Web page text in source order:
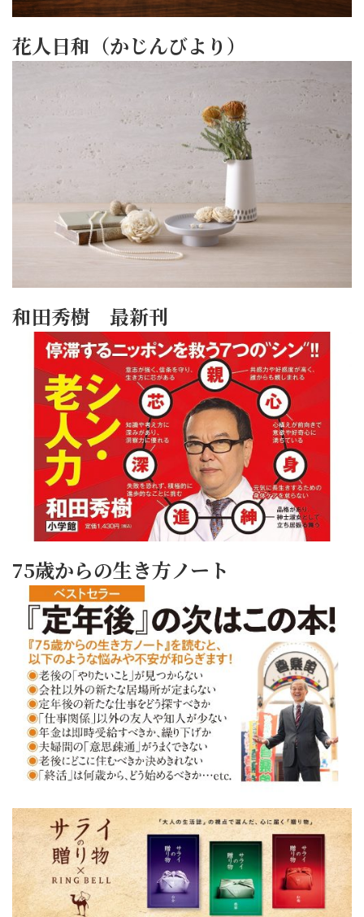
花人日和（かじんびより）
和田秀樹 最新刊
75歳からの生き方ノート